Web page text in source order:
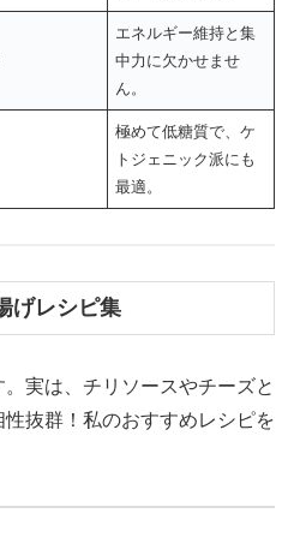
エネルギー維持と集
中力に欠かせませ
ん。
極めて低糖質で、ケ
トジェニック派にも
最適。
げレシピ集
実は、チリソースやチーズと
抜群！私のおすすめレシピを